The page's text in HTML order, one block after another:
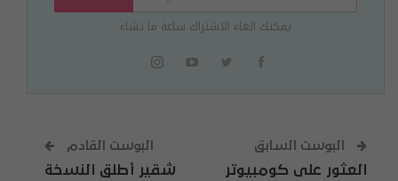
يمكنك الغاء الاشتراك ساعة ما تشاء
البوست السابق
العثور على كومبيوتر
البوست القادم
شقير أطلق النسخة